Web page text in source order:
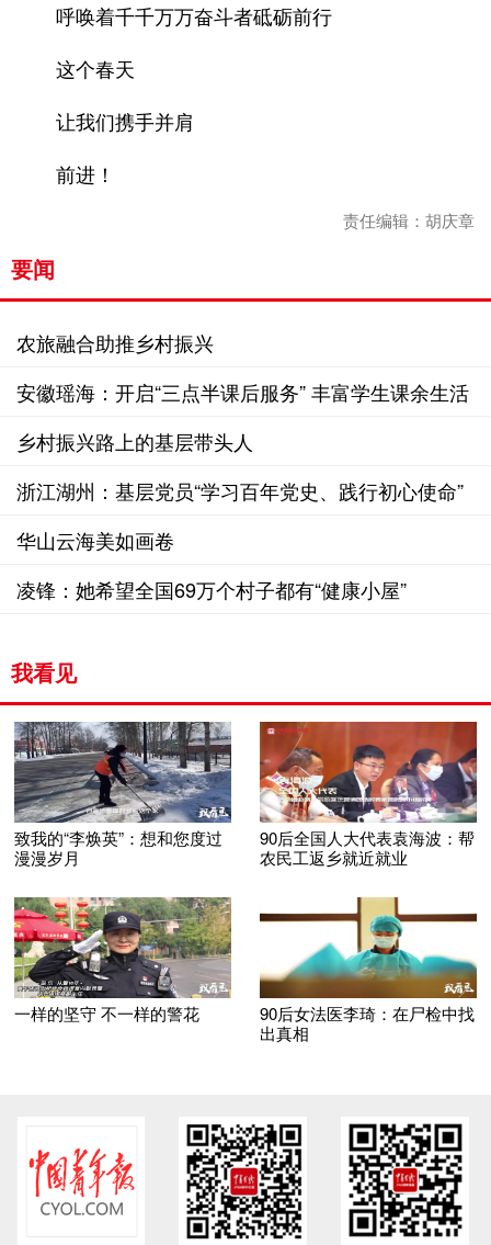
呼唤着千千万万奋斗者砥砺前行
这个春天
让我们携手并肩
前进！
责任编辑：胡庆章
要闻
农旅融合助推乡村振兴
安徽瑶海：开启“三点半课后服务” 丰富学生课余生活
乡村振兴路上的基层带头人
浙江湖州：基层党员“学习百年党史、践行初心使命”
华山云海美如画卷
凌锋：她希望全国69万个村子都有“健康小屋”
我看见
致我的“李焕英”：想和您度过
漫漫岁月
90后全国人大代表袁海波：帮
农民工返乡就近就业
一样的坚守 不一样的警花
90后女法医李琦：在尸检中找
出真相